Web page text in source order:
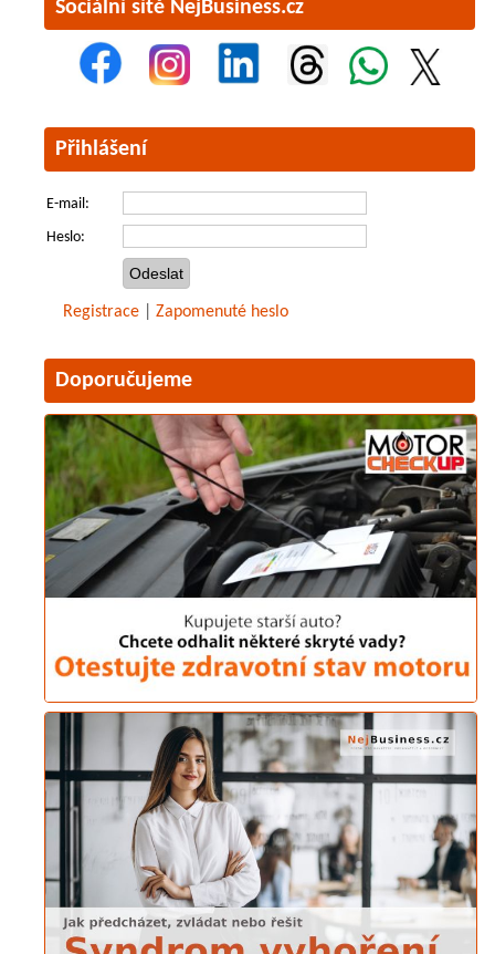
Sociální sítě NejBusiness.cz
Přihlášení
E-mail:
Heslo:
Registrace Zapomenuté heslo
Doporučujeme